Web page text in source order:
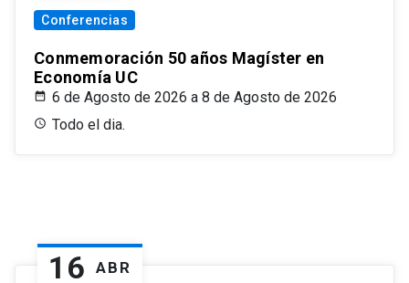
Conferencias
Conmemoración 50 años Magíster en
Economía UC
6 de Agosto de 2026 a 8 de Agosto de 2026
Todo el dia.
16 ABR